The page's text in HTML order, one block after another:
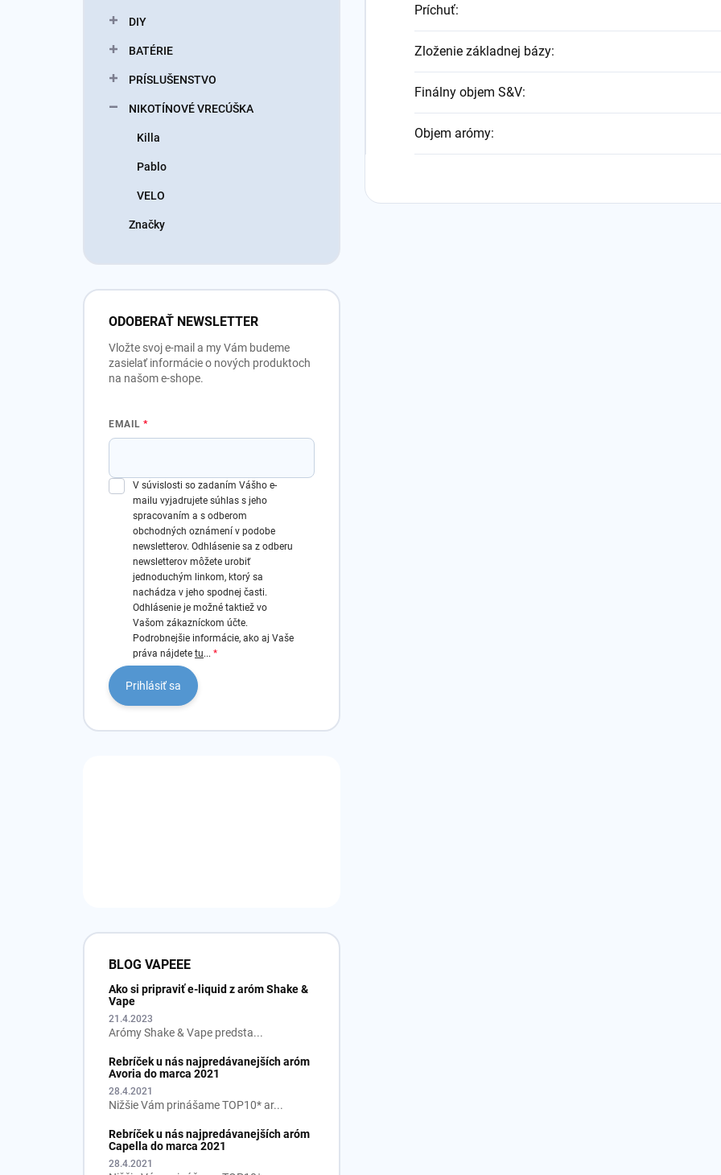
DIY
BATÉRIE
PRÍSLUŠENSTVO
NIKOTÍNOVÉ VRECÚŠKA
Killa
Pablo
VELO
Značky
ODOBERAŤ NEWSLETTER
Vložte svoj e-mail a my Vám budeme
zasielať informácie o nových produktoch
na našom e-shope.
EMAIL
V súvislosti so zadaním Vášho e-
mailu vyjadrujete súhlas s jeho
spracovaním a s odberom
obchodných oznámení v podobe
newsletterov. Odhlásenie sa z odberu
newsletterov môžete urobiť
jednoduchým linkom, ktorý sa
nachádza v jeho spodnej časti.
Odhlásenie je možné taktiež vo
Vašom zákazníckom účte.
Podrobnejšie informácie, ako aj Vaše
práva nájdete tu...
Prihlásiť sa
BLOG VAPEEE
Ako si pripraviť e-liquid z aróm Shake &
Vape
21.4.2023
Arómy Shake & Vape predsta...
Rebríček u nás najpredávanejších aróm
Avoria do marca 2021
28.4.2021
Nižšie Vám prinášame TOP10* ar...
Rebríček u nás najpredávanejších aróm
Capella do marca 2021
28.4.2021
Príchuť:
Zloženie základnej bázy:
Finálny objem S&V:
Objem arómy: